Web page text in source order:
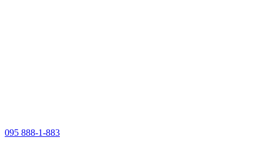
095 888-1-883